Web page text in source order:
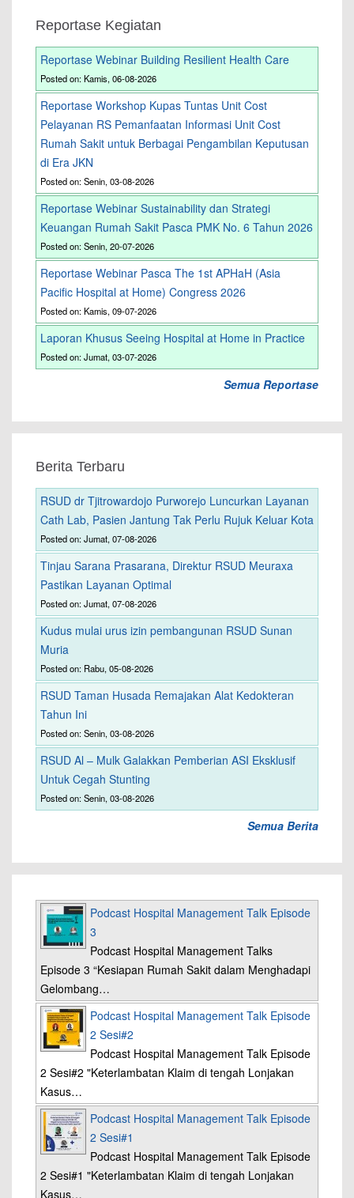
Reportase Kegiatan
Reportase Webinar Building Resilient Health Care
Posted on: Kamis, 06-08-2026
Reportase Workshop Kupas Tuntas Unit Cost
Pelayanan RS Pemanfaatan Informasi Unit Cost
Rumah Sakit untuk Berbagai Pengambilan Keputusan
di Era JKN
Posted on: Senin, 03-08-2026
Reportase Webinar Sustainability dan Strategi
Keuangan Rumah Sakit Pasca PMK No. 6 Tahun 2026
Posted on: Senin, 20-07-2026
Reportase Webinar Pasca The 1st APHaH (Asia
Pacific Hospital at Home) Congress 2026
Posted on: Kamis, 09-07-2026
Laporan Khusus Seeing Hospital at Home in Practice
Posted on: Jumat, 03-07-2026
Semua Reportase
Berita Terbaru
RSUD dr Tjitrowardojo Purworejo Luncurkan Layanan
Cath Lab, Pasien Jantung Tak Perlu Rujuk Keluar Kota
Posted on: Jumat, 07-08-2026
Tinjau Sarana Prasarana, Direktur RSUD Meuraxa
Pastikan Layanan Optimal
Posted on: Jumat, 07-08-2026
Kudus mulai urus izin pembangunan RSUD Sunan
Muria
Posted on: Rabu, 05-08-2026
RSUD Taman Husada Remajakan Alat Kedokteran
Tahun Ini
Posted on: Senin, 03-08-2026
RSUD Al – Mulk Galakkan Pemberian ASI Eksklusif
Untuk Cegah Stunting
Posted on: Senin, 03-08-2026
Semua Berita
Podcast Hospital Management Talk Episode
3
Podcast Hospital Management Talks
Episode 3 “Kesiapan Rumah Sakit dalam Menghadapi
Gelombang…
Podcast Hospital Management Talk Episode
2 Sesi#2
Podcast Hospital Management Talk Episode
2 Sesi#2 "Keterlambatan Klaim di tengah Lonjakan
Kasus…
Podcast Hospital Management Talk Episode
2 Sesi#1
Podcast Hospital Management Talk Episode
2 Sesi#1 "Keterlambatan Klaim di tengah Lonjakan
Kasus…